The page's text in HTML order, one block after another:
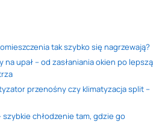
tak szybko się nagrzewają?
na upał – od zasłaniania okien po lepszą
przenośny czy klimatyzacja split –
szybkie chłodzenie tam, gdzie go